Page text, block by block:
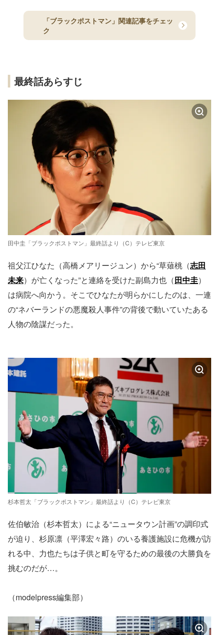
「ブラックポストマン」関連記事をチェッ
ク
最終話あらすじ
田中圭「ブラックポストマン」最終話より（C）テレビ東京
祖父江ひなた（高橋メアリージュン）から“草薙桃（志田
未来）が亡くなった”と連絡を受けた副島力也（田中圭）
は病院へ向かう。そこでひなたが明らかにしたのは、一連
の“ネバーランドの悪魔殺人事件”の背後で動いていたある
人物の陰謀だった。
杉本哲太「ブラックポストマン」最終話より（C）テレビ東京
佐伯敏治（杉本哲太）による“ニュータウン計画”の調印式
が迫り、杉原凛（平澤宏々路）のいる養護施設に危機が訪
れる中、力也たちは子供と町を守るための最後の大勝負を
挑むのだが…。
（modelpress編集部）